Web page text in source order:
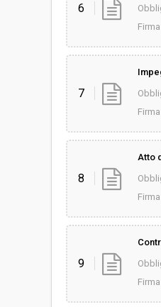
6
7
8
Atto
9